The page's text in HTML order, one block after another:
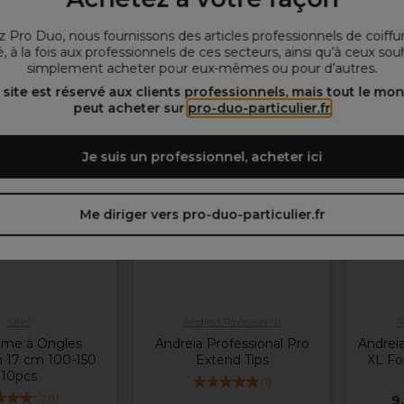
Pro Duo, nous fournissons des articles professionnels de
à la fois aux professionnels de ces secteurs, ainsi qu’à ceux
simplement acheter pour eux-mêmes ou pour d’autres.
site est réservé aux clients professionnels, mais tout le
peut acheter sur pro-duo-particulier.fr
Je suis un professionnel, acheter ici
Me diriger vers pro-duo-particulier.fr
au panier Ajouter au panier
à Ongles
17 cm 100-150
10pcs
(1)
Plus
d'options
Andreia Professional Pro
Extend Tips
(1)
XL